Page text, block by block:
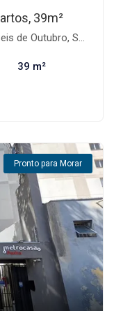
39m²
São Paulo-SP
39 m²
Pronto para Morar